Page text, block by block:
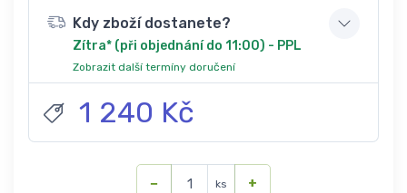
Kdy zboží dostanete?
Zítra* (při objednání do 11:00) - PPL
Zobrazit další termíny doručení
1 240 Kč
− ks +